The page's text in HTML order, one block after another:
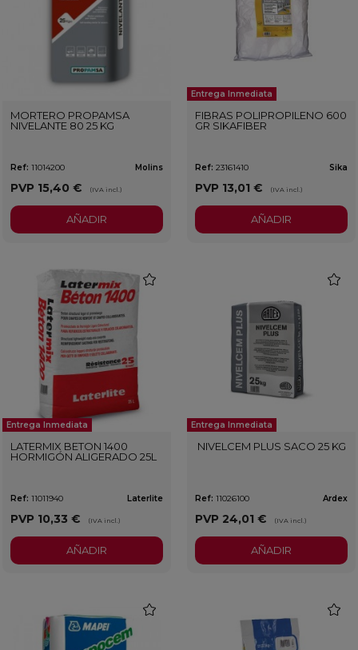
MORTERO PROPAMSA
NIVELANTE 80 25 KG
Ref: 11014200 Molins
PVP 15,40 € (IVA incl.)
AÑADIR
Entrega Inmediata
FIBRAS POLIPROPILENO 600
GR SIKAFIBER
Ref: 23161410 Sika
PVP 13,01 € (IVA incl.)
AÑADIR
Entrega Inmediata
LATERMIX BETON 1400
HORMIGÓN ALIGERADO 25L
Ref: 11011940 Laterlite
PVP 10,33 € (IVA incl.)
AÑADIR
Entrega Inmediata
NIVELCEM PLUS SACO 25 KG
Ref: 11026100 Ardex
PVP 24,01 € (IVA incl.)
AÑADIR